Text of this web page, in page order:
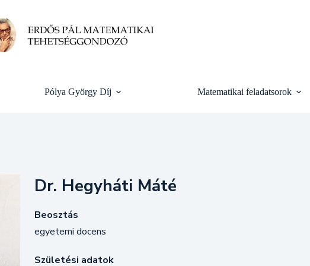
Pólya György Díj Matematikai feladatsorok
Dr. Hegyháti Máté
Beosztás
egyetemi docens
Születési adatok